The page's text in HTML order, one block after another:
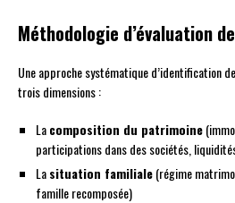
Méthodologie d’évaluation
Une approche systématique d’identification
trois dimensions :
Lacomposition du patrimoine
participations dans des sociétés,
Lasituation familiale(régime
famille recomposée)